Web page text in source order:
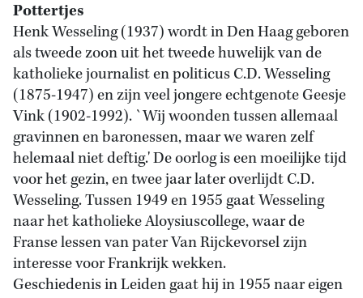
Pottertjes
Henk Wesseling (1937) wordt in Den Haag geboren
als tweede zoon uit het tweede huwelijk van de
katholieke journalist en politicus C.D. Wesseling
(1875-1947) en zijn veel jongere echtgenote Geesje
Vink (1902-1992). `Wij woonden tussen allemaal
gravinnen en baronessen, maar we waren zelf
helemaal niet deftig.' De oorlog is een moeilijke tijd
voor het gezin, en twee jaar later overlijdt C.D.
Wesseling. Tussen 1949 en 1955 gaat Wesseling
naar het katholieke Aloysiuscollege, waar de
Franse lessen van pater Van Rijckevorsel zijn
interesse voor Frankrijk wekken.
Geschiedenis in Leiden gaat hij in 1955 naar eigen